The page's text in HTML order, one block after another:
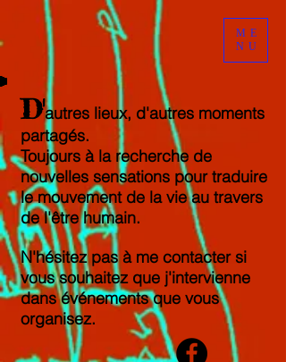
ME
NU
D'autres lieux, d'autres moments
partagés.
Toujours à la recherche de
nouvelles sensations pour traduire
le mouvement de la vie au travers
de l'être humain.
N'hésitez pas à me contacter si
vous souhaitez que j'intervienne
dans événements que vous
organisez.